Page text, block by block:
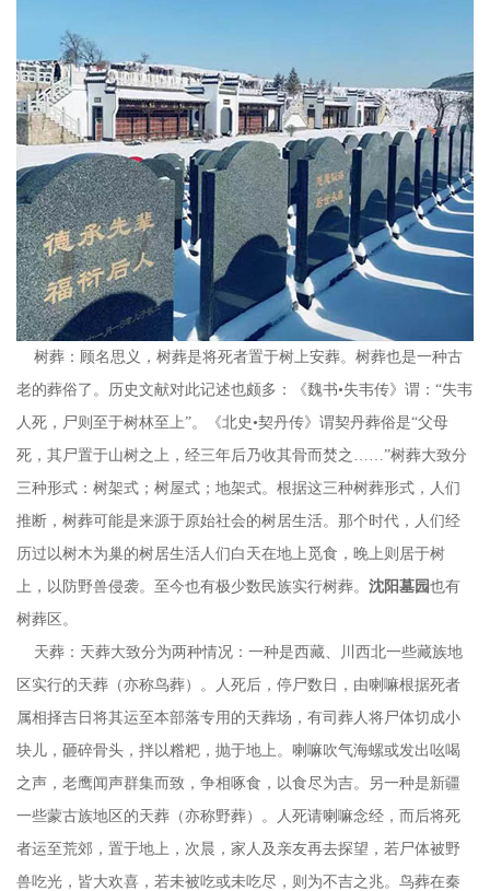
树葬：顾名思义，树葬是将死者置于树上安葬。树葬也是一种古
老的葬俗了。历史文献对此记述也颇多：《魏书•失韦传》谓：“失韦
人死，尸则至于树林至上”。《北史•契丹传》谓契丹葬俗是“父母
死，其尸置于山树之上，经三年后乃收其骨而焚之……”树葬大致分
三种形式：树架式；树屋式；地架式。根据这三种树葬形式，人们
推断，树葬可能是来源于原始社会的树居生活。那个时代，人们经
历过以树木为巢的树居生活人们白天在地上觅食，晚上则居于树
上，以防野兽侵袭。至今也有极少数民族实行树葬。 沈阳墓园也有
树葬区。
天葬：天葬大致分为两种情况：一种是西藏、川西北一些藏族地
区实行的天葬（亦称鸟葬）。人死后，停尸数日，由喇嘛根据死者
属相择吉日将其运至本部落专用的天葬场，有司葬人将尸体切成小
块儿，砸碎骨头，拌以糌粑，抛于地上。喇嘛吹气海螺或发出吆喝
之声，老鹰闻声群集而致，争相啄食，以食尽为吉。另一种是新疆
一些蒙古族地区的天葬（亦称野葬）。人死请喇嘛念经，而后将死
者运至荒郊，置于地上，次晨，家人及亲友再去探望，若尸体被野
兽吃光，皆大欢喜，若未被吃或未吃尽，则为不吉之兆。鸟葬在秦